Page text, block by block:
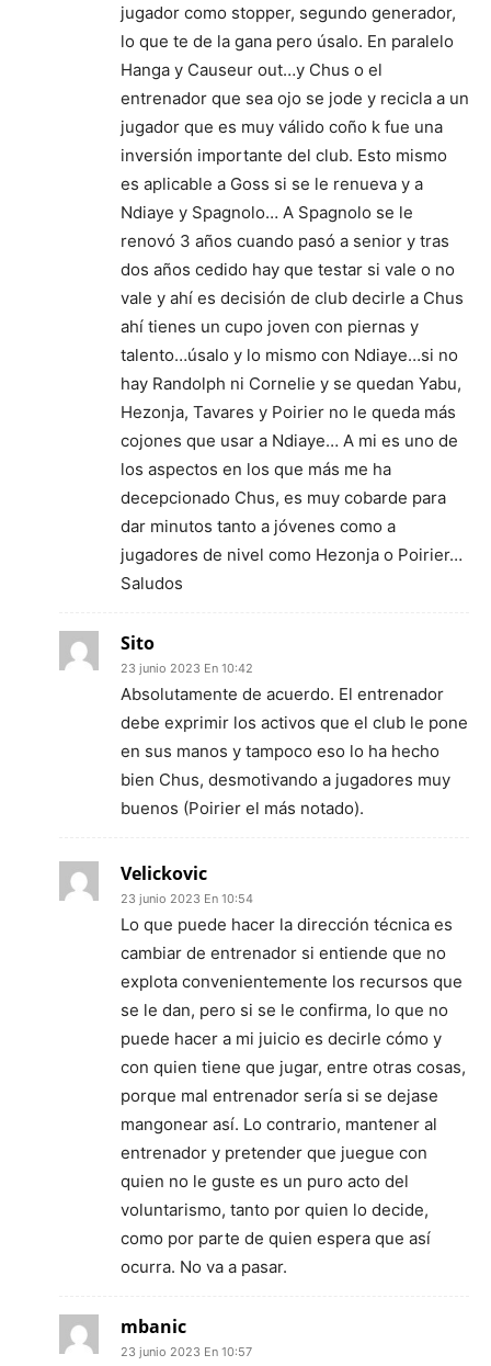
jugador como stopper, segundo generador,
lo que te de la gana pero úsalo. En paralelo
Hanga y Causeur out…y Chus o el
entrenador que sea ojo se jode y recicla a un
jugador que es muy válido coño k fue una
inversión importante del club. Esto mismo
es aplicable a Goss si se le renueva y a
Ndiaye y Spagnolo… A Spagnolo se le
renovó 3 años cuando pasó a senior y tras
dos años cedido hay que testar si vale o no
vale y ahí es decisión de club decirle a Chus
ahí tienes un cupo joven con piernas y
talento…úsalo y lo mismo con Ndiaye…si no
hay Randolph ni Cornelie y se quedan Yabu,
Hezonja, Tavares y Poirier no le queda más
cojones que usar a Ndiaye… A mi es uno de
los aspectos en los que más me ha
decepcionado Chus, es muy cobarde para
dar minutos tanto a jóvenes como a
jugadores de nivel como Hezonja o Poirier…
Saludos
Sito
23 junio 2023 En 10:42
Absolutamente de acuerdo. El entrenador
debe exprimir los activos que el club le pone
en sus manos y tampoco eso lo ha hecho
bien Chus, desmotivando a jugadores muy
buenos (Poirier el más notado).
Velickovic
23 junio 2023 En 10:54
Lo que puede hacer la dirección técnica es
cambiar de entrenador si entiende que no
explota convenientemente los recursos que
se le dan, pero si se le confirma, lo que no
puede hacer a mi juicio es decirle cómo y
con quien tiene que jugar, entre otras cosas,
porque mal entrenador sería si se dejase
mangonear así. Lo contrario, mantener al
entrenador y pretender que juegue con
quien no le guste es un puro acto del
voluntarismo, tanto por quien lo decide,
como por parte de quien espera que así
ocurra. No va a pasar.
mbanic
23 junio 2023 En 10:57